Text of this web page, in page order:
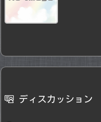
ディスカッション